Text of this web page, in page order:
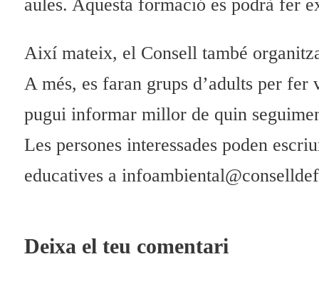
aules. Aquesta formació es podrà fer
Així mateix, el Consell també
A més, es faran grups d’adults per
pugui informar millor de quin
Les persones interessades poden
educatives a
Deixa el teu comentari